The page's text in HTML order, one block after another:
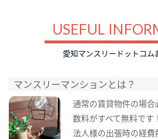
USEFUL
愛知マンスリードットコム
マンスリーマンションとは？
通常の賃貸物件の場
数料がすべて無料です！
法人様の出張時の経費